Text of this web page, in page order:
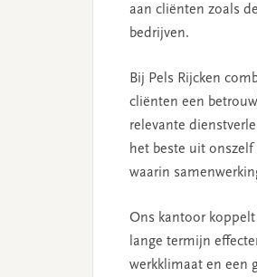
aan cliënten zoals
bedrijven.
Bij Pels Rijcken
cliënten een
relevante
het beste uit
waarin
Ons kantoor
lange termijn
werkklimaat en een